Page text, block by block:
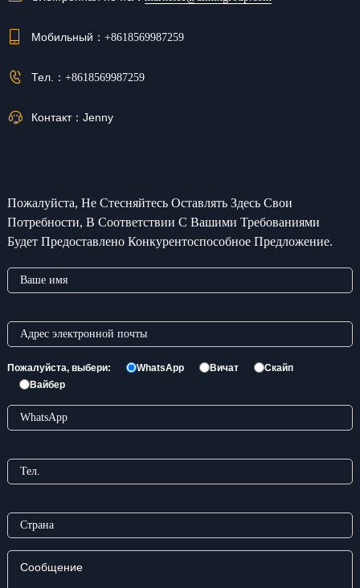
Мобильный： +8618569987259
Тел.： +8618569987259
Контакт： Jenny
Пожалуйста, Не Стесняйтесь Оставлять Здесь Свои
Потребности, В Соответствии С Вашими Требованиями
Будет Предоставлено Конкурентоспособное Предложение.
Пожалуйста, выбери: WhatsApp Вичат
Скайп
Вайбер